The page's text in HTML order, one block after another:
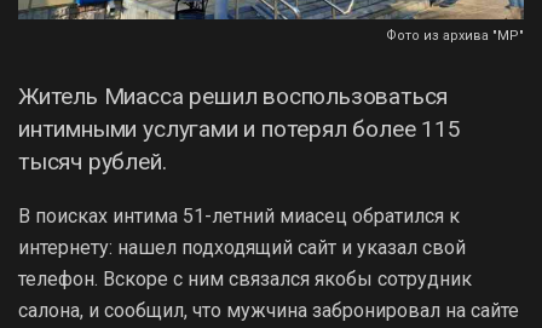
Фото из архива "МР"
Житель Миасса решил воспользоваться
интимными услугами и потерял более 115
тысяч рублей.
В поисках интима 51-летний миасец обратился к
интернету: нашел подходящий сайт и указал свой
телефон. Вскоре с ним связался якобы сотрудник
салона, и сообщил, что мужчина забронировал на сайте